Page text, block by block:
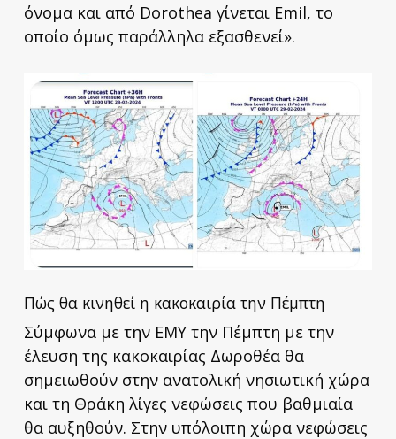
όνομα και από Dorothea γίνεται Emil, το
οποίο όμως παράλληλα εξασθενεί».
Πώς θα κινηθεί η κακοκαιρία την Πέμπτη
Σύμφωνα με την ΕΜΥ την Πέμπτη με την
έλευση της κακοκαιρίας Δωροθέα θα
σημειωθούν στην ανατολική νησιωτική χώρα
και τη Θράκη λίγες νεφώσεις που βαθμιαία
θα αυξηθούν. Στην υπόλοιπη χώρα νεφώσεις